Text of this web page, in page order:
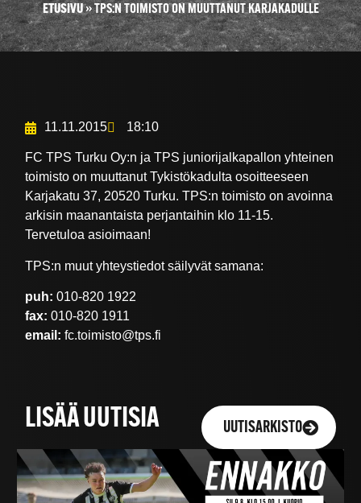
ETUSIVU»TPS:N TOIMISTO ON MUUTTANUT KARJAKADULLE
11.11.2015 18:10
FC TPS Turku Oy:n ja TPS juniorijalkapallon yhteinen
toimisto on muuttanut Tykistökadulta osoitteeseen
Karjakatu 37, 20520 Turku. TPS:n toimisto on avoinna
arkisin maanantaista perjantaihin klo 11-15.
Tervetuloa asioimaan!
TPS:n muut yhteystiedot säilyvät samana:
puh: 010-820 1922
fax: 010-820 1911
email: fc.toimisto@tps.fi
LISÄÄ UUTISIA UUTISARKISTO